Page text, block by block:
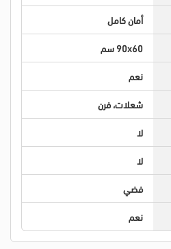
أمان كامل
90x60 سم
نعم
شعلات، فرن
لا
لا
فضي
نعم